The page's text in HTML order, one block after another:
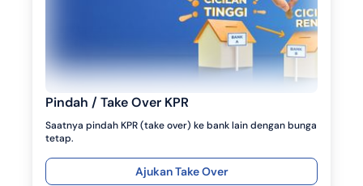
Pindah / Take Over KPR
Saatnya pindah KPR (take over) ke bank lain dengan bunga
tetap.
Ajukan Take Over